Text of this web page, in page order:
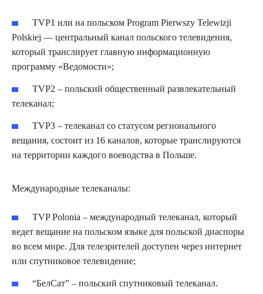
TVP1 или на польском Program Pierwszy Telewizji
Polskiej — центральный канал польского телевидения,
который транслирует главную информационную
программу «Ведомости»;
TVP2 – польский общественный развлекательный
телеканал;
TVP3 – телеканал со статусом регионального
вещания, состоит из 16 каналов, которые транслируются
на территории каждого воеводства в Польше.
Международные телеканалы:
TVP Polonia – международный телеканал, который
ведет вещание на польском языке для польской диаспоры
во всем мире. Для телезрителей доступен через интернет
или спутниковое телевидение;
“БелСат” – польский спутниковый телеканал.